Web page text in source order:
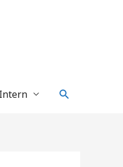
Intern Suche